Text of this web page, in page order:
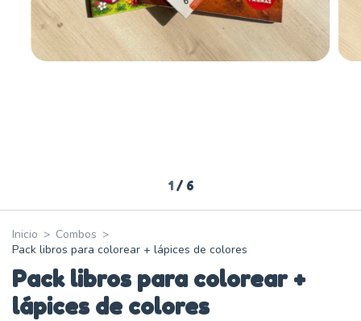
1/ 6
Inicio > Combos >
Pack libros para colorear + lápices de colores
Pack libros para colorear +
lápices de colores